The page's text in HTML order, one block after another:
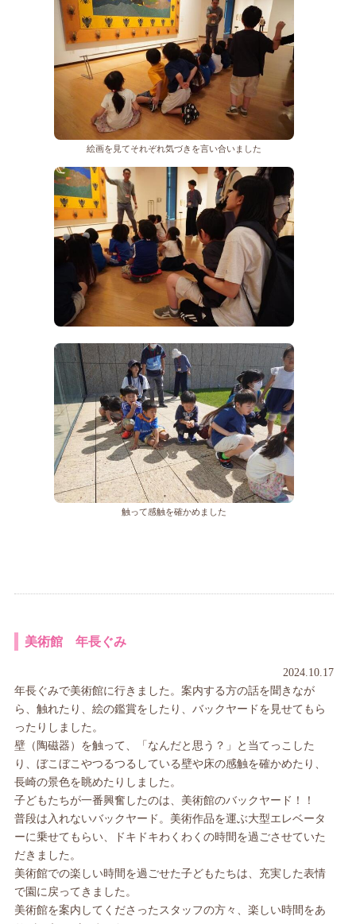
絵画を見てそれぞれ気づきを言い合いました
触って感触を確かめました
美術館 年長ぐみ
2024.10.17
年長ぐみで美術館に行きました。案内する方の話を聞きなが
ら、触れたり、絵の鑑賞をしたり、バックヤードを見せてもら
ったりしました。
壁（陶磁器）を触って、「なんだと思う？」と当てっこした
り、ぼこぼこやつるつるしている壁や床の感触を確かめたり、
長崎の景色を眺めたりしました。
子どもたちが一番興奮したのは、美術館のバックヤード！！
普段は入れないバックヤード。美術作品を運ぶ大型エレベータ
ーに乗せてもらい、ドキドキわくわくの時間を過ごさせていた
だきました。
美術館での楽しい時間を過ごせた子どもたちは、充実した表情
で園に戻ってきました。
美術館を案内してくださったスタッフの方々、楽しい時間をあ